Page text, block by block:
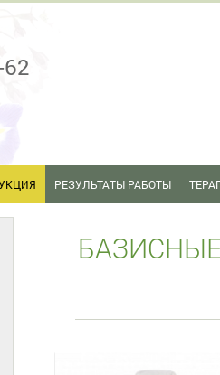
РЕЗУЛЬТАТЫ РАБОТЫ